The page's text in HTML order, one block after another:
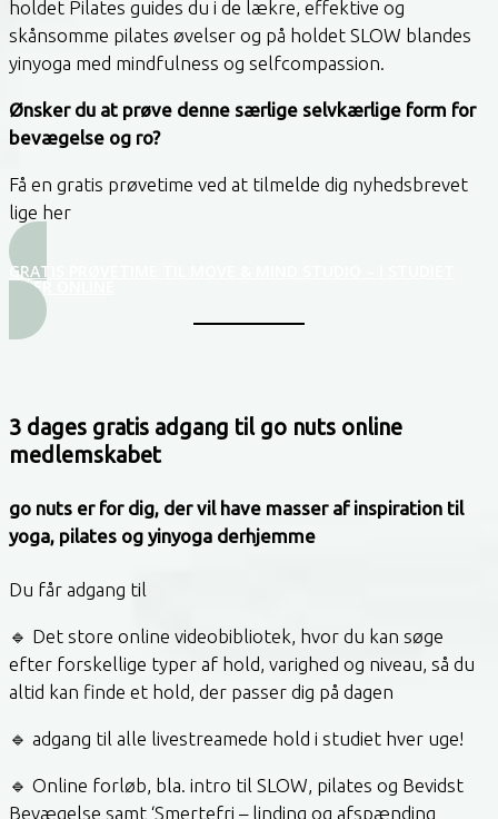
holdet Pilates guides du i de lækre, effektive og
skånsomme pilates øvelser og på holdet SLOW blandes
yinyoga med mindfulness og selfcompassion.
Ønsker du at prøve denne særlige selvkærlige form for
bevægelse og ro?
Få en gratis prøvetime ved at tilmelde dig nyhedsbrevet
lige her
GRATIS PRØVETIME TIL MOVE & MIND STUDIO – I STUDIET
ELLER ONLINE
3 dages gratis adgang til go nuts online
medlemskabet
go nuts er for dig, der vil have masser af inspiration til
yoga, pilates og yinyoga derhjemme
Du får adgang til
🔹 Det store online videobibliotek, hvor du kan søge
efter forskellige typer af hold, varighed og niveau, så du
altid kan finde et hold, der passer dig på dagen
🔹 adgang til alle livestreamede hold i studiet hver uge!
🔹 Online forløb, bla. intro til SLOW, pilates og Bevidst
Bevægelse samt ‘Smertefri – linding og afspænding